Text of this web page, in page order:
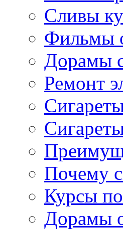
Сливы
Фильмы
Дорамы
Ремонт
Почему
Курсы
Дорамы